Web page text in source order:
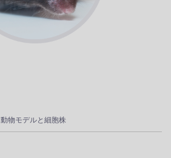
動物モデルと細胞株